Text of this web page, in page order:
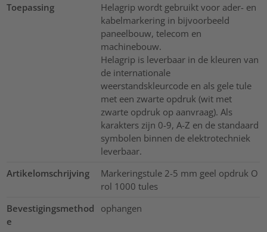
Toepassing
Helagrip wordt gebruikt voor ader- en
kabelmarkering in bijvoorbeeld
paneelbouw, telecom en
machinebouw.
Helagrip is leverbaar in de kleuren van
de internationale
weerstandskleurcode en als gele tule
met een zwarte opdruk (wit met
zwarte opdruk op aanvraag). Als
karakters zijn 0-9, A-Z en de standaard
symbolen binnen de elektrotechniek
leverbaar.
Artikelomschrijving
Markeringstule 2-5 mm geel opdruk O
rol 1000 tules
Bevestigingsmethod
e
ophangen